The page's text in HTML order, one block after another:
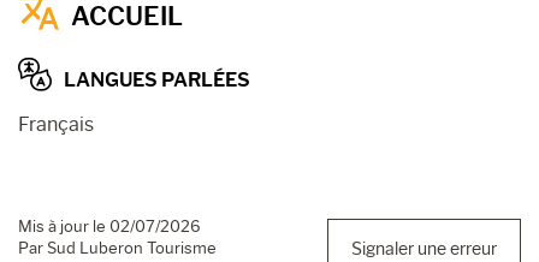
ACCUEIL
LANGUES PARLÉES
Français
Mis à jour le 02/07/2026
Par Sud Luberon Tourisme
Signaler une erreur